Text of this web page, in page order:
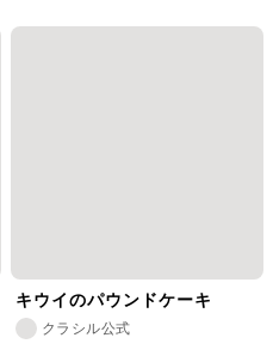
キウイのパウンドケーキ
クラシル公式